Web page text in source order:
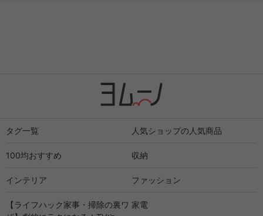
タグ一覧 人気ショップの人気商品
100均おすすめ 収納
インテリア ファッション
【ライフハック家事・掃除の裏ワ 家電